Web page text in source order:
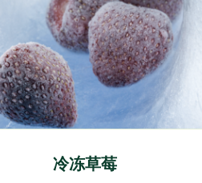
冷冻草莓